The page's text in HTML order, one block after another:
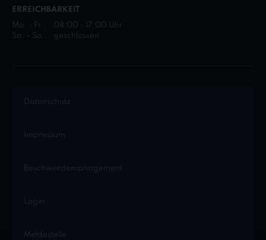
ERREICHBARKEIT
Mo. - Fr.:
08:00 - 17:00 Uhr
Sa. - So.:
geschlossen
Datenschutz
Impressum
Beschwerdemanagement
Login
Meldestelle